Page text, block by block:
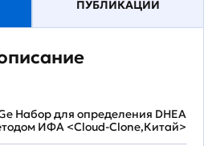
ПУБЛИКАЦИИ
Набор для определения DHEA
ИФА <Cloud-Clone,Китай>